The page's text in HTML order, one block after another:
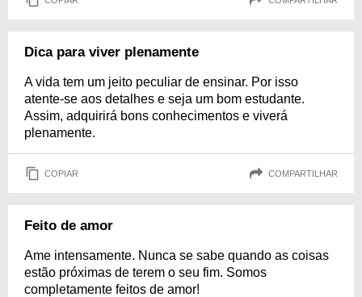
Dica para viver plenamente
A vida tem um jeito peculiar de ensinar. Por isso
atente-se aos detalhes e seja um bom estudante.
Assim, adquirirá bons conhecimentos e viverá
plenamente.
COPIAR COMPARTILHAR
Feito de amor
Ame intensamente. Nunca se sabe quando as coisas
estão próximas de terem o seu fim. Somos
completamente feitos de amor!